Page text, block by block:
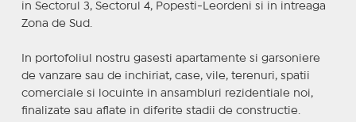
in Sectorul 3, Sectorul 4, Popesti-Leordeni si in intreaga
Zona de Sud.
In portofoliul nostru gasesti apartamente si garsoniere
de vanzare sau de inchiriat, case, vile, terenuri, spatii
comerciale si locuinte in ansambluri rezidentiale noi,
finalizate sau aflate in diferite stadii de constructie.